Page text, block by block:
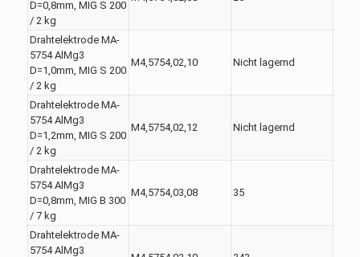
D=0,8mm, MIG S 200
/ 2 kg
Drahtelektrode MA-
5754 AlMg3
D=1,0mm, MIG S 200
/ 2 kg
M4,5754,02,10 Nicht lagernd
Drahtelektrode MA-
5754 AlMg3
D=1,2mm, MIG S 200
/ 2 kg
M4,5754,02,12 Nicht lagernd
Drahtelektrode MA-
5754 AlMg3
D=0,8mm, MIG B 300
/ 7 kg
M4,5754,03,08 35
Drahtelektrode MA-
5754 AlMg3